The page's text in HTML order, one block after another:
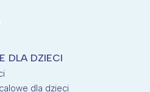
DLA DZIECI
dla dzieci